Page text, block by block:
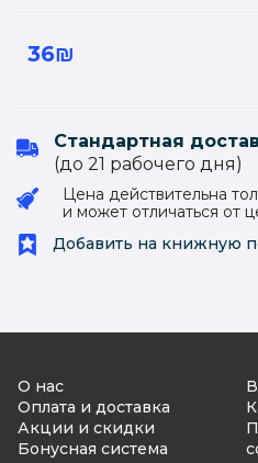
36₪
Стандартная
(до 21 рабочего дня)
Цена действительна
и может отличаться от
Добавить на книжную
О нас
Оплата и доставка
Акции и скидки
Бонусная система